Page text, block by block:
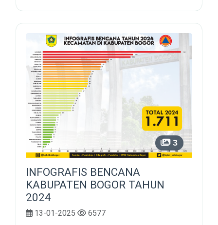
3
INFOGRAFIS BENCANA
KABUPATEN BOGOR TAHUN
2024
13-01-2025
6577